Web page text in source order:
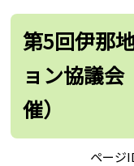
頭
第5回伊那
ョン協議
催）
ページ